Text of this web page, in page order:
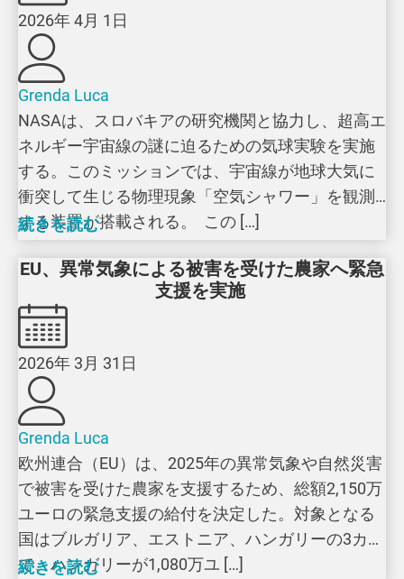
2026年 4月 1日
Grenda Luca
NASAは、スロバキアの研究機関と協力し、超高エ
ネルギー宇宙線の謎に迫るための気球実験を実施
する。このミッションでは、宇宙線が地球大気に
衝突して生じる物理現象「空気シャワー」を観測
する装置が搭載される。 この […]
続きを読む
EU、異常気象による被害を受けた農家へ緊急
支援を実施
2026年 3月 31日
Grenda Luca
欧州連合（EU）は、2025年の異常気象や自然災害
で被害を受けた農家を支援するため、総額2,150万
ユーロの緊急支援の給付を決定した。対象となる
国はブルガリア、エストニア、ハンガリーの3カ国
で、ハンガリーが1,080万ユ […]
続きを読む